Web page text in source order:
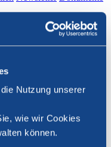
Nutzung unserer
wie wir Cookies
können.